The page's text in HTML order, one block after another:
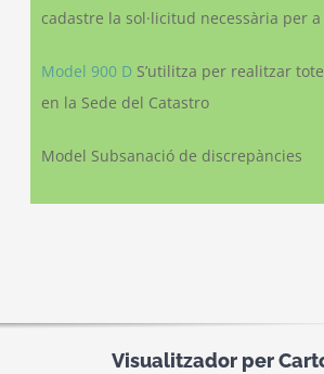
cadastre la sol·licitud necessària per
Model 900 D S’utilitza per realitzar
en la Sede del Catastro
Model Subsanació de discrepàncies
Visualitzador per